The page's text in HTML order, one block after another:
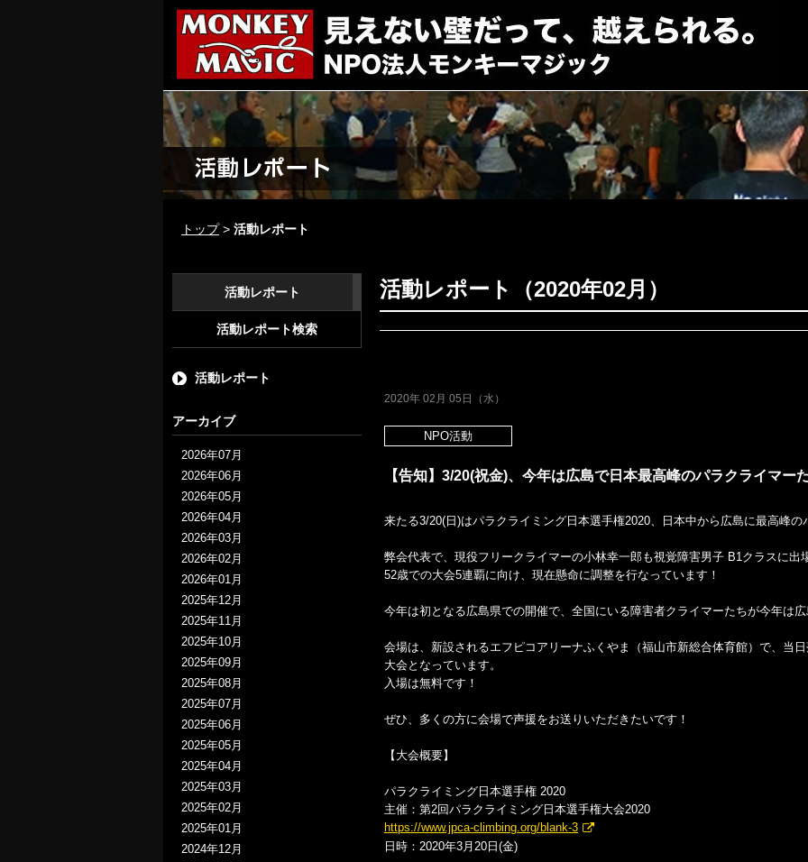
トップ> 活動レポート
活動レポート
活動レポート検索
活動レポート
アーカイブ
2026年07月
2026年06月
2026年05月
2026年04月
2026年03月
2026年02月
2026年01月
2025年12月
2025年11月
2025年10月
2025年09月
2025年08月
2025年07月
2025年06月
2025年05月
2025年04月
2025年03月
2025年02月
2025年01月
2024年12月
活動レポート（2020年02月）
2020年 02月 05日（水）
NPO活動
【告知】3/20(祝金)、今年は広島で日本最高峰のパラクライマー
来たる3/20(日)はパラクライミング日本選手権2020、日本中から広島に最高峰の
弊会代表で、現役フリークライマーの小林幸一郎も視覚障害男子 B1クラスに出
52歳での大会5連覇に向け、現在懸命に調整を行なっています！
今年は初となる広島県での開催で、全国にいる障害者クライマーたちが今年は広
会場は、新設されるエフピコアリーナふくやま（福山市新総合体育館）で、当
大会となっています。
入場は無料です！
ぜひ、多くの方に会場で声援をお送りいただきたいです！
【大会概要】
パラクライミング日本選手権 2020
主催： 第2回パラクライミング日本選手権大会2020
https://www.jpca-climbing.org/blank-3
日時：2020年3月20日(金)